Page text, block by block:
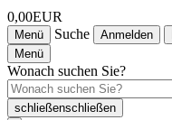
0,00EUR
Menü Suche Anmelden
Menü
Wonach suchen Sie?
schließenschließen